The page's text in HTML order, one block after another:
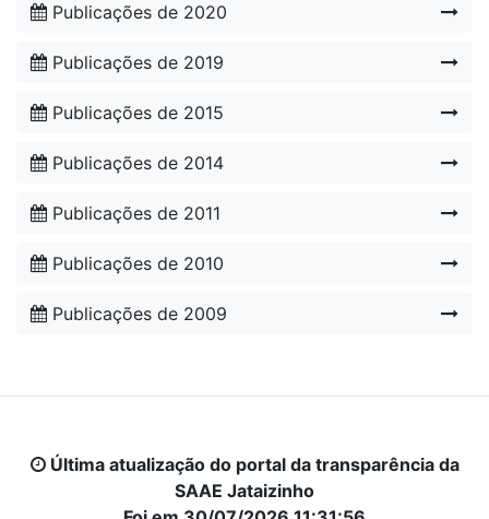
Publicações de 2020
Publicações de 2019
Publicações de 2015
Publicações de 2014
Publicações de 2011
Publicações de 2010
Publicações de 2009
Última atualização do portal da transparência da
SAAE Jataizinho